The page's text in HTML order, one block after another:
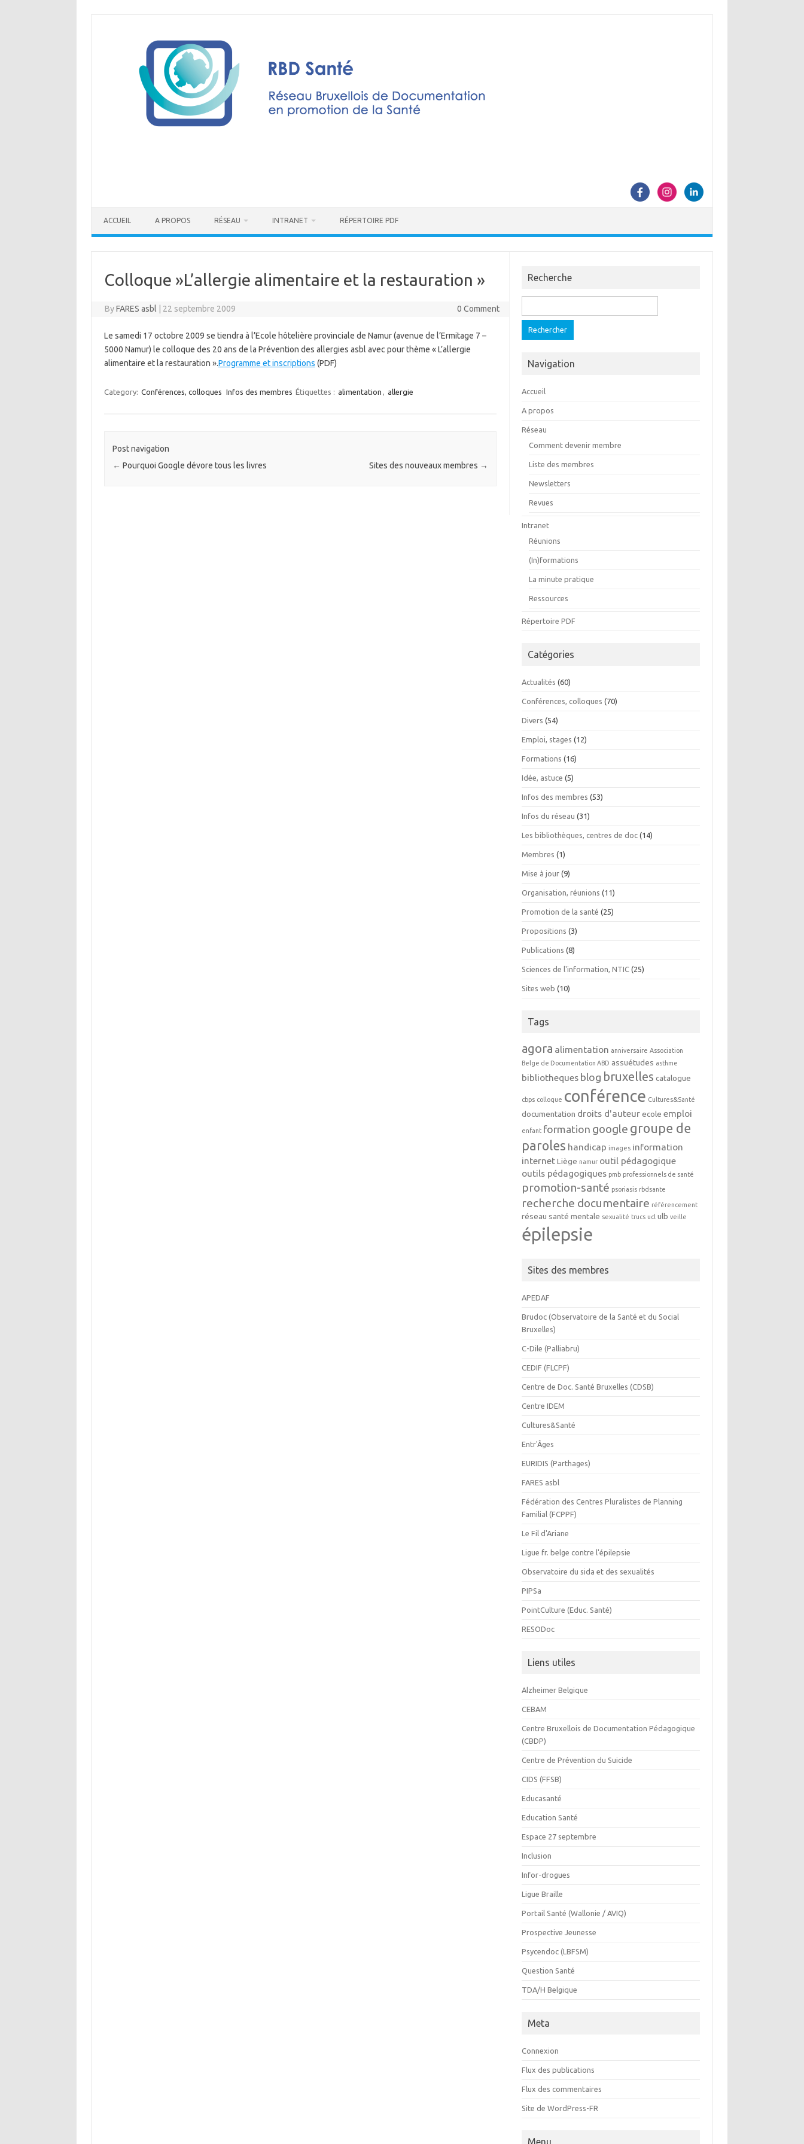
ACCUEIL A PROPOS RÉSEAU INTRANET RÉPERTOIRE PDF
Colloque »L’allergie alimentaire et la restauration »
ByFARES asbl 22 septembre 2009 0 Comment
Le samedi 17 octobre 2009 se tiendra à l’Ecole hôtelière provinciale de Namur (avenue de l’Ermitage 7 –
5000 Namur) le colloque des 20 ans de la Prévention des allergies asbl avec pour thème « L’allergie
alimentaire et la restauration ».Programme et inscriptions (PDF)
Category: Conférences, colloques Infos des membres Étiquettes : alimentation , allergie
Post navigation
← Pourquoi Google dévore tous les livres Sites des nouveaux membres →
Recherche
Navigation
Accueil
A propos
Réseau
Comment devenir membre
Liste des membres
Newsletters
Revues
Intranet
Réunions
(In)formations
La minute pratique
Ressources
Répertoire PDF
Catégories
Actualités (60)
Conférences, colloques (70)
Divers (54)
Emploi, stages (12)
Formations (16)
Idée, astuce (5)
Infos des membres (53)
Infos du réseau (31)
Les bibliothèques, centres de doc (14)
Membres (1)
Mise à jour (9)
Organisation, réunions (11)
Promotion de la santé (25)
Propositions (3)
Publications (8)
Sciences de l'information, NTIC (25)
Sites web (10)
Tags
agora alimentation anniversaire Association
Belge de Documentation ABD assuétudes asthme
bibliotheques blog bruxelles catalogue
cbps colloque conférence Cultures&Santé
documentation droits d'auteur ecole emploi
enfant formation google groupe de
paroles handicap images information
internet Liège namur outil pédagogique
outils pédagogiques pmb professionnels de santé
promotion-santé psoriasis rbdsante
recherche documentaire référencement
réseau santé mentale sexualité trucs ucl ulb veille
épilepsie
Sites des membres
APEDAF
Brudoc (Observatoire de la Santé et du Social
Bruxelles)
C-Dile (Palliabru)
CEDIF (FLCPF)
Centre de Doc. Santé Bruxelles (CDSB)
Centre IDEM
Cultures&Santé
Entr'Âges
EURIDIS (Parthages)
FARES asbl
Fédération des Centres Pluralistes de Planning
Familial (FCPPF)
Le Fil d'Ariane
Ligue fr. belge contre l'épilepsie
Observatoire du sida et des sexualités
PIPSa
PointCulture (Educ. Santé)
RESODoc
Liens utiles
Alzheimer Belgique
CEBAM
Centre Bruxellois de Documentation Pédagogique
(CBDP)
Centre de Prévention du Suicide
CIDS (FFSB)
Educasanté
Education Santé
Espace 27 septembre
Inclusion
Infor-drogues
Ligue Braille
Portail Santé (Wallonie / AVIQ)
Prospective Jeunesse
Psycendoc (LBFSM)
Question Santé
TDA/H Belgique
Meta
Connexion
Flux des publications
Flux des commentaires
Site de WordPress-FR